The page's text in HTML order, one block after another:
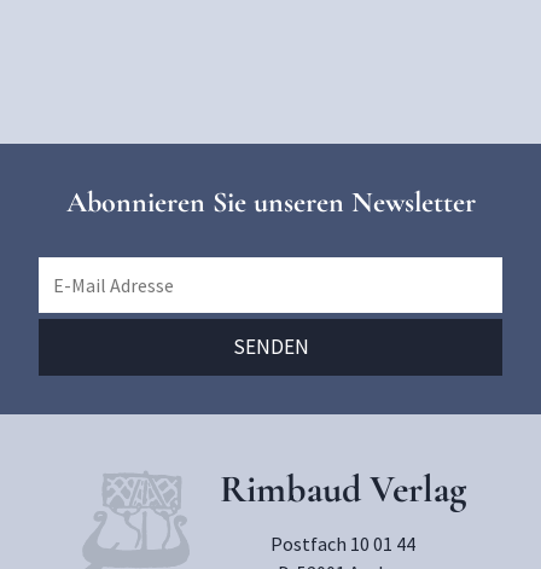
Abonnieren Sie unseren Newsletter
Rimbaud Verlag
Postfach 10 01 44